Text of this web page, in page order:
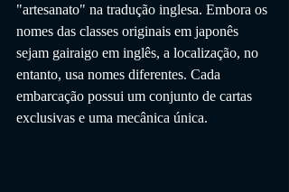
"artesanato" na tradução inglesa. Embora os
nomes das classes originais em japonês
sejam gairaigo em inglês, a localização, no
entanto, usa nomes diferentes. Cada
embarcação possui um conjunto de cartas
exclusivas e uma mecânica única.